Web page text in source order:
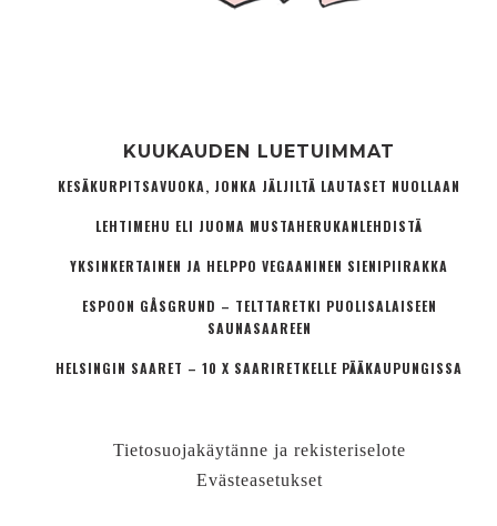
KUUKAUDEN LUETUIMMAT
KESÄKURPITSAVUOKA, JONKA JÄLJILTÄ LAUTASET NUOLLAAN
LEHTIMEHU ELI JUOMA MUSTAHERUKANLEHDISTÄ
YKSINKERTAINEN JA HELPPO VEGAANINEN SIENIPIIRAKKA
ESPOON GÅSGRUND – TELTTARETKI PUOLISALAISEEN
SAUNASAAREEN
HELSINGIN SAARET – 10 X SAARIRETKELLE PÄÄKAUPUNGISSA
Tietosuojakäytänne ja rekisteriselote
Evästeasetukset